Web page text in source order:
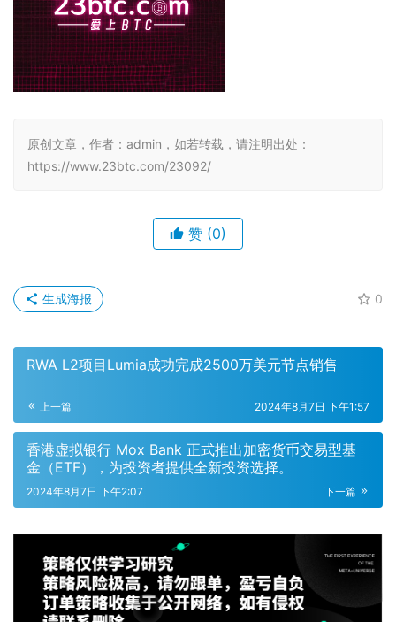
原创文章，作者：admin，如若转载，请注明出处：
https://www.23btc.com/23092/
赞 (0)
0
生成海报
RWA L2项目Lumia成功完成2500万美元节点销售
上一篇 2024年8月7日 下午1:57
香港虚拟银行 Mox Bank 正式推出加密货币交易型基
金（ETF），为投资者提供全新投资选择。
下一篇
2024年8月7日 下午2:07